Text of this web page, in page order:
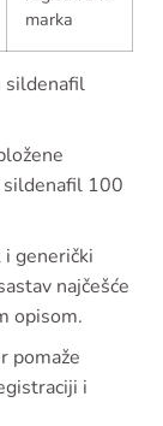
marka
sildenafil
sildenafil 100
generički
najčešće
opisom.
pomaže
i